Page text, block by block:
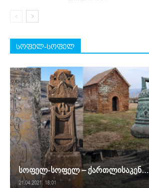
სოფელ-სოფელ
სოფელ-სოფელ – ქართლისაკენ…
21.04.2021. 18:01